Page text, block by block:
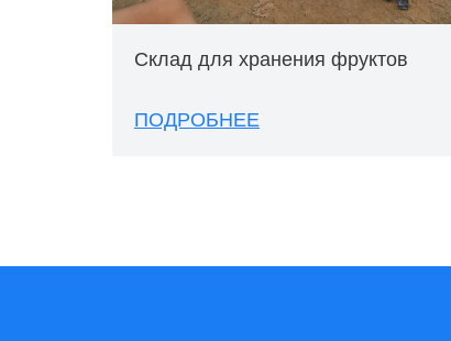
Склад для хранения фруктов
ПОДРОБНЕЕ